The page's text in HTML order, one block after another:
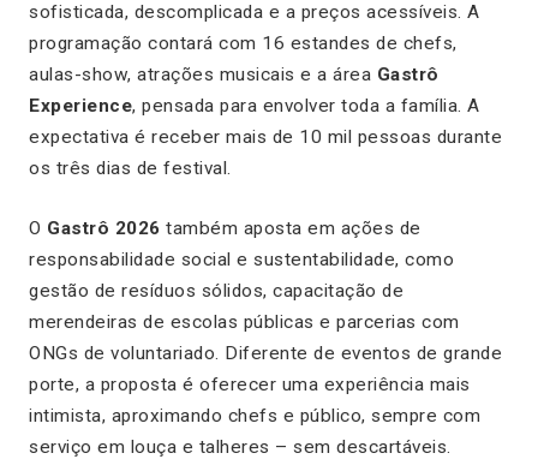
sofisticada, descomplicada e a preços acessíveis. A
programação contará com 16 estandes de chefs,
aulas-show, atrações musicais e a área Gastrô
Experience, pensada para envolver toda a família. A
expectativa é receber mais de 10 mil pessoas durante
os três dias de festival.
O Gastrô 2026 também aposta em ações de
responsabilidade social e sustentabilidade, como
gestão de resíduos sólidos, capacitação de
merendeiras de escolas públicas e parcerias com
ONGs de voluntariado. Diferente de eventos de grande
porte, a proposta é oferecer uma experiência mais
intimista, aproximando chefs e público, sempre com
serviço em louça e talheres – sem descartáveis.